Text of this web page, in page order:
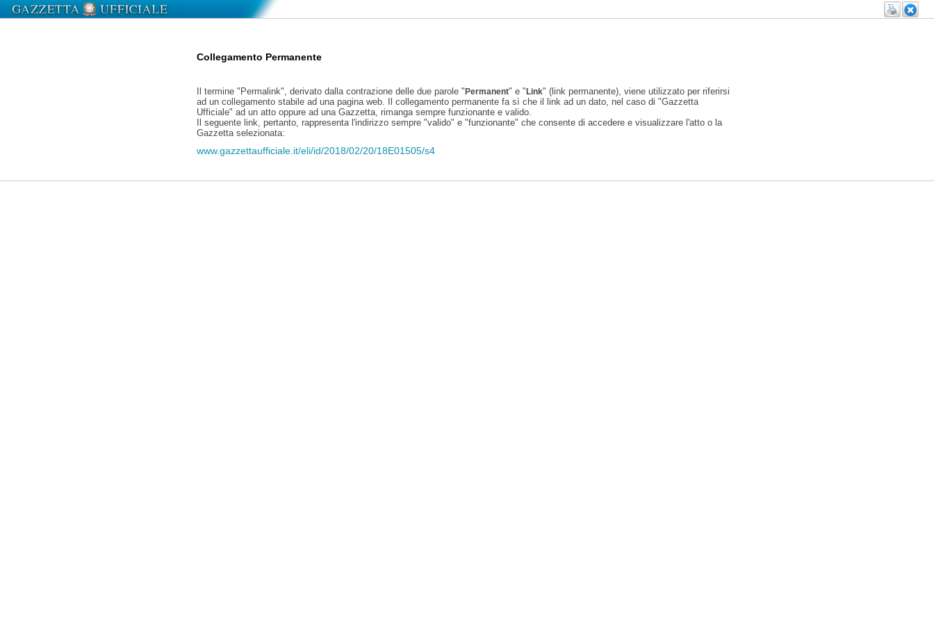
Collegamento Permanente
Il termine "Permalink", derivato dalla contrazione delle due parole "Permanent" e "Link" (link permanente), viene utilizzato per riferirsi
ad un collegamento stabile ad una pagina web. Il collegamento permanente fa sì che il link ad un dato, nel caso di "Gazzetta
Ufficiale" ad un atto oppure ad una Gazzetta, rimanga sempre funzionante e valido.
Il seguente link, pertanto, rappresenta l'indirizzo sempre "valido" e "funzionante" che consente di accedere e visualizzare l'atto o la
Gazzetta selezionata:
www.gazzettaufficiale.it/eli/id/2018/02/20/18E01505/s4